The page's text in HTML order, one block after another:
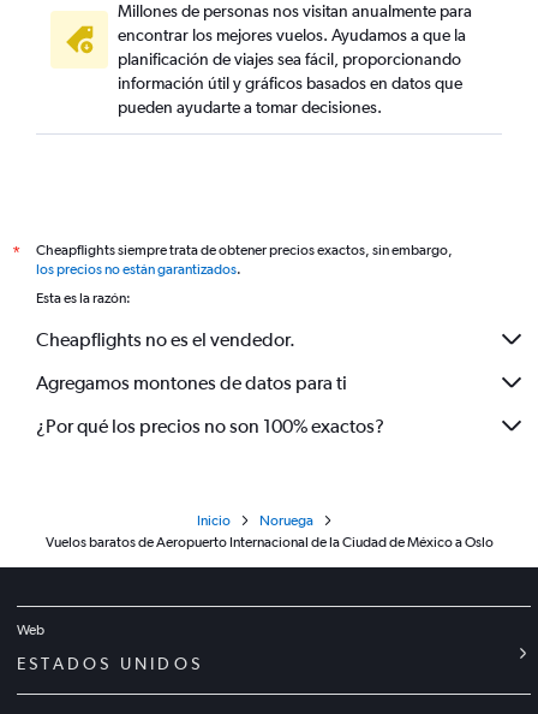
Millones de personas nos visitan anualmente para
encontrar los mejores vuelos. Ayudamos a que la
planificación de viajes sea fácil, proporcionando
información útil y gráficos basados en datos que
pueden ayudarte a tomar decisiones.
*
Cheapflights siempre trata de obtener precios exactos, sin embargo,
los precios no están garantizados.
Esta es la razón:
Cheapflights no es el vendedor.
Agregamos montones de datos para ti
¿Por qué los precios no son 100% exactos?
Inicio
Noruega
Vuelos baratos de Aeropuerto Internacional de la Ciudad de México a Oslo
Web
ESTADOS UNIDOS